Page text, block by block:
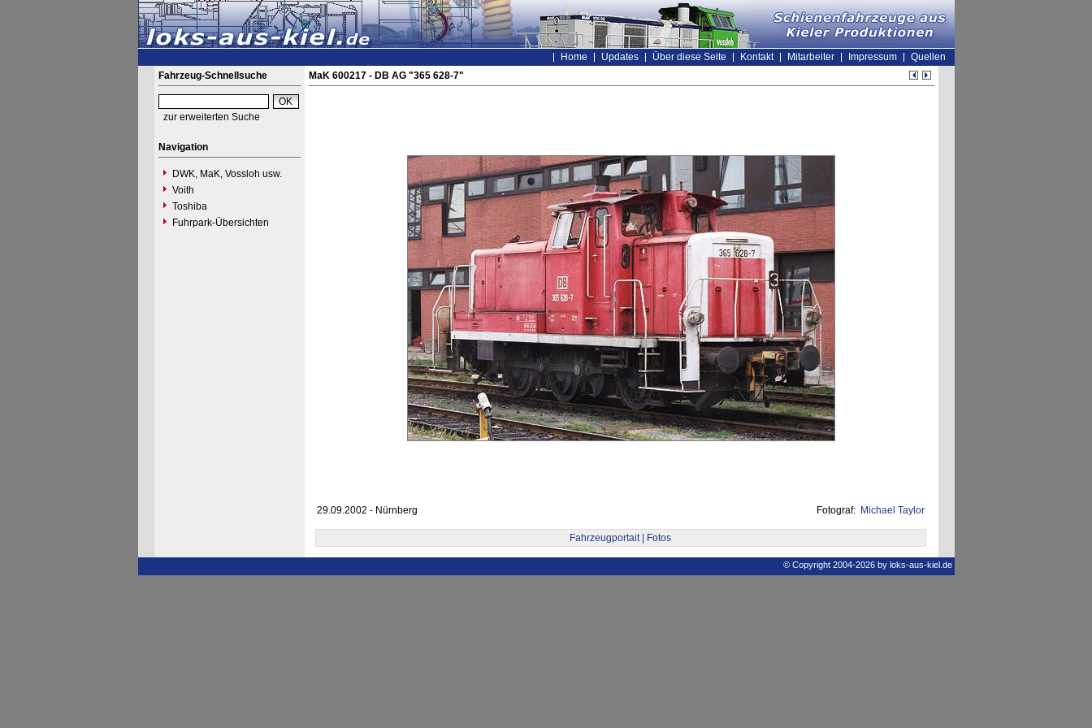
Home Updates Über diese Seite Kontakt Mitarbeiter Impressum
Quellen
Fahrzeug-Schnellsuche
zur erweiterten Suche
Navigation
DWK, MaK, Vossloh usw.
Voith
Toshiba
Fuhrpark-Übersichten
MaK 600217 - DB AG "365 628-7"
29.09.2002 - Nürnberg Fotograf: Michael Taylor
Fahrzeugportait | Fotos
© Copyright 2004-2026 by loks-aus-kiel.de